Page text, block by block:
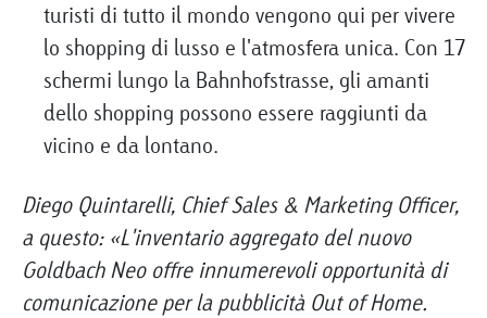
turisti di tutto il mondo vengono qui per vivere
lo shopping di lusso e l'atmosfera unica. Con 17
schermi lungo la Bahnhofstrasse, gli amanti
dello shopping possono essere raggiunti da
vicino e da lontano.
Diego Quintarelli, Chief Sales & Marketing Officer,
a questo: «L'inventario aggregato del nuovo
Goldbach Neo offre innumerevoli opportunità di
comunicazione per la pubblicità Out of Home.